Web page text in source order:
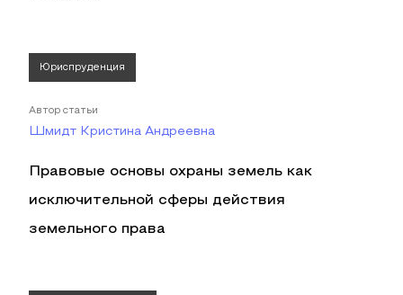
Юриспруденция
Автор статьи
Шмидт Кристина Андреевна
Правовые основы охраны земель как
исключительной сферы действия
земельного права